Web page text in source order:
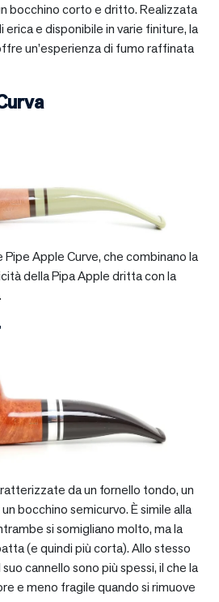
bocchino corto e dritto. Realizzata
erica e disponibile in varie finiture, la
un’esperienza di fumo raffinata
Apple Curve, che combinano la
della Pipa Apple dritta con la
da un fornello tondo, un
bocchino semicurvo. È simile alla
si somigliano molto, ma la
(e quindi più corta). Allo stesso
cannello sono più spessi, il che la
e meno fragile quando si rimuove